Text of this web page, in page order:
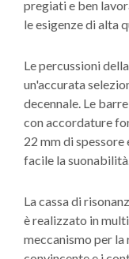
pregiati e ben
le esigenze di alta
Le percussioni
un'accurata
decennale. Le
con accordature
22 mm di
facile la
La cassa di
è realizzato in
meccanismo per